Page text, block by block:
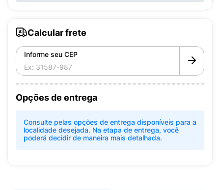
Calcular frete
Informe seu CEP
Opções de entrega
Consulte pelas opções de entrega disponíveis para a
localidade desejada. Na etapa de entrega, você
poderá decidir de maneira mais detalhada.